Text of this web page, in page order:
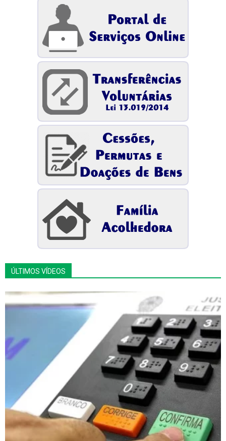
ÚLTIMOS VÍDEOS